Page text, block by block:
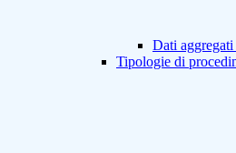
Dati
Tipologie di